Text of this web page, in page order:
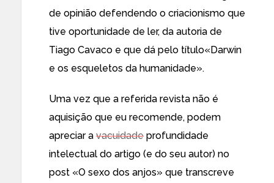
de opinião defendendo o criacionismo que
tive oportunidade de ler, da autoria de
Tiago Cavaco e que dá pelo título«Darwin
e os esqueletos da humanidade».
Uma vez que a referida revista não é
aquisição que eu recomende, podem
apreciar a vacuidade profundidade
intelectual do artigo (e do seu autor) no
post «O sexo dos anjos» que transcreve